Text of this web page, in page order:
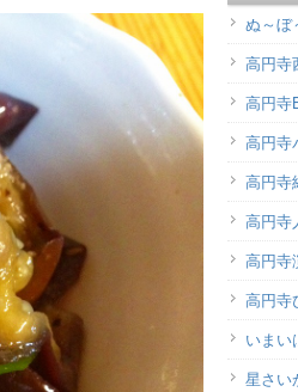
ぬ～ぼ
高円寺
高円寺
高円寺
高円寺
高円寺
高円寺
高円寺
いまい
星さい